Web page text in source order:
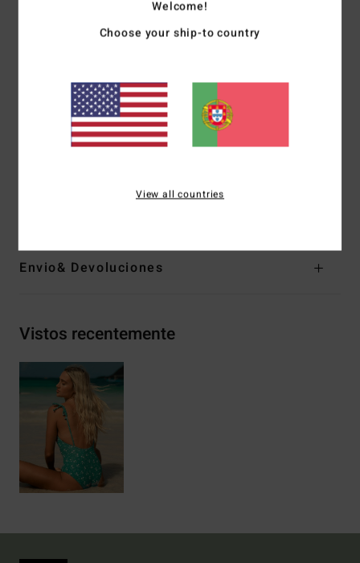
Decote redondo profundo
Acolchoamento:Removível
Alças:Alças com nó acima dos ombros
Fecho:Laços no fecho do ombro
Marca:Logótipo bordado
[Tecido principal] 82% poliéster reciclado, 18%
Envio& Devoluciones
Vistos recentemente
Welcome!
Choose your ship-to country
View all countries